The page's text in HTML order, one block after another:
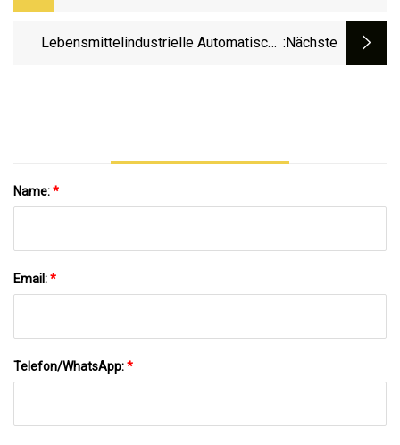
Lebensmittelindustrielle Automatische :nächste
Name:*
Email:*
Telefon/WhatsApp:*